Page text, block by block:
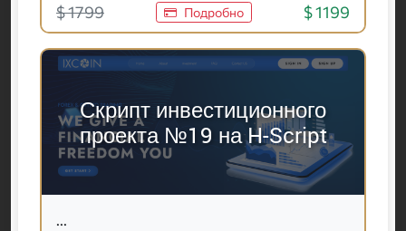
$ 1799 Подробно $ 1199
Скрипт инвестиционного
проекта №19 на H-Script
...